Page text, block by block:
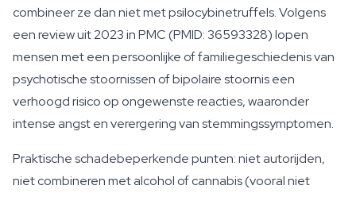
combineer ze dan niet met psilocybinetruffels. Volgens
een review uit 2023 in PMC (PMID: 36593328) lopen
mensen met een persoonlijke of familiegeschiedenis van
psychotische stoornissen of bipolaire stoornis een
verhoogd risico op ongewenste reacties, waaronder
intense angst en verergering van stemmingssymptomen.
Praktische schadebeperkende punten: niet autorijden,
niet combineren met alcohol of cannabis (vooral niet